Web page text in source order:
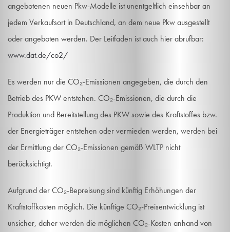
angebotenen neuen Pkw-Modelle ist unentgeltlich einsehbar an
jedem Verkaufsort in Deutschland, an dem neue Pkw ausgestellt
oder angeboten werden. Der Leitfaden ist auch hier abrufbar:
www.dat.de/co2/
Es werden nur die CO₂-Emissionen angegeben, die durch den
Betrieb des PKW entstehen. CO₂-Emissionen, die durch die
Produktion und Bereitstellung des PKW sowie des Kraftstoffes bzw.
der Energieträger entstehen oder vermieden werden, werden bei
der Ermittlung der CO₂-Emissionen gemäß WLTP nicht
berücksichtigt.
Aufgrund der CO₂-Bepreisung sind künftig Erhöhungen der
Kraftstoffkosten möglich. Die künftige CO₂-Preisentwicklung ist
unsicher, daher werden die möglichen CO₂-Kosten anhand von